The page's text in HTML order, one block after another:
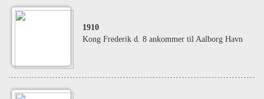
1910
Kong Frederik d. 8 ankommer til Aalborg Havn